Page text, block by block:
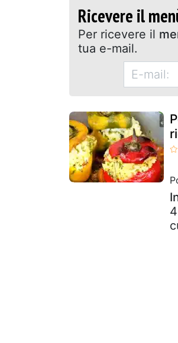
Ricevere il
Per ricevere il
tua e-mail.